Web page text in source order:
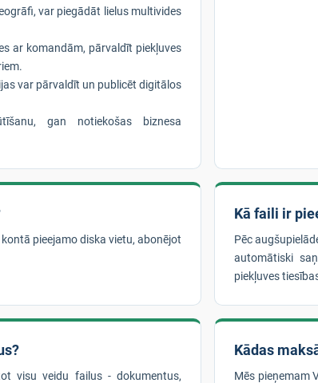
var piegādāt lielus multivides
ar komandām, pārvaldīt piekļuves
var pārvaldīt un publicēt digitālos
gan notiekošas biznesa
pieejamo diska vietu, abonējot
Kā faili ir
Pēc
automātiski
piekļuves
visu veidu failus - dokumentus,
Kādas
Mēs pieņemam